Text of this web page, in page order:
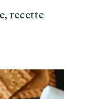
recette